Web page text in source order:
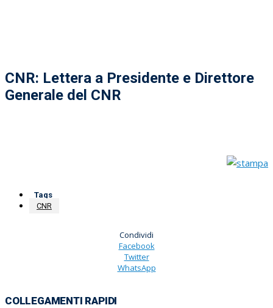
CNR: Lettera a Presidente e Direttore
Generale del CNR
Tags
CNR
Condividi
Facebook
Twitter
WhatsApp
COLLEGAMENTI RAPIDI